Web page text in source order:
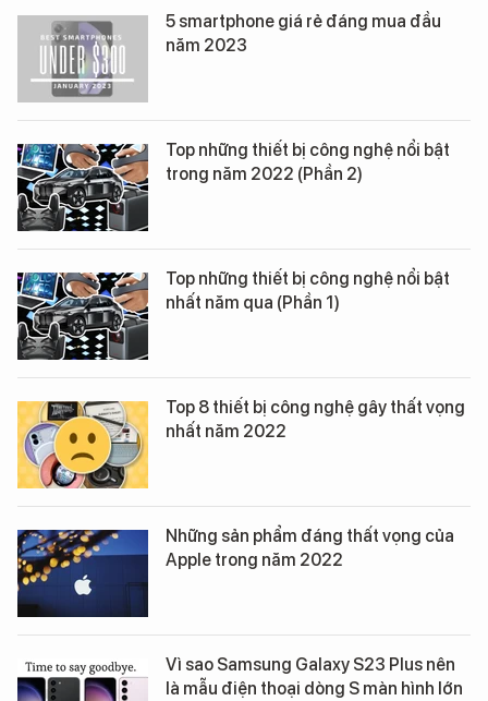
5 smartphone giá rẻ đáng mua đầu
năm 2023
Top những thiết bị công nghệ nổi bật
trong năm 2022 (Phần 2)
Top những thiết bị công nghệ nổi bật
nhất năm qua (Phần 1)
Top 8 thiết bị công nghệ gây thất vọng
nhất năm 2022
Những sản phẩm đáng thất vọng của
Apple trong năm 2022
Vì sao Samsung Galaxy S23 Plus nên
là mẫu điện thoại dòng S màn hình lớn